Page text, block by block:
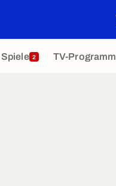
Spiele 2 TV-Programm